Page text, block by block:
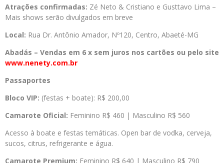
Atrações confirmadas: Zé Neto & Cristiano e Gusttavo Lima –
Mais shows serão divulgados em breve
Local: Rua Dr. Antônio Amador, Nº120, Centro, Abaeté-MG
Abadás – Vendas em 6 x sem juros nos cartões ou pelo site
www.nenety.com.br
Passaportes
Bloco VIP: (festas + boate): R$ 200,00
Camarote Oficial: Feminino R$ 460 | Masculino R$ 560
Acesso à boate e festas temáticas. Open bar de vodka, cerveja,
sucos, citrus, refrigerante e água.
Camarote Premium: Feminino R$ 640 | Masculino R$ 790